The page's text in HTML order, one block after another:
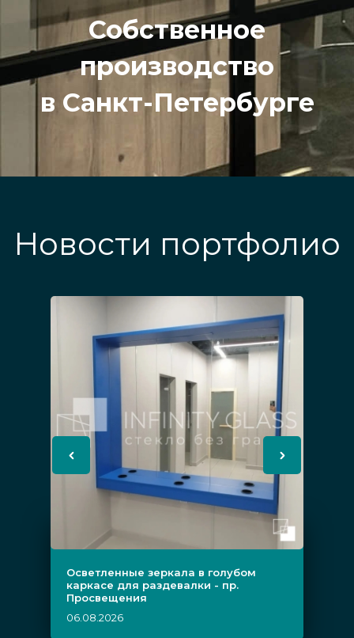
Собственное
производство
в Санкт-Петербурге
Новости портфолио
Осветленные зеркала в голубом
каркасе для раздевалки - пр.
Просвещения
06.08.2026